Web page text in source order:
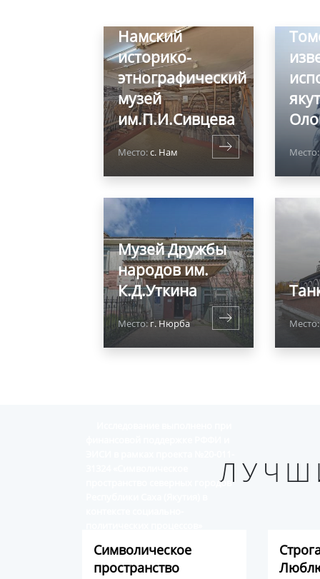
Намский
историко-
этнографический
музей
им.П.И.Сивцева
Место:с. Нам Место:
Музей Дружбы
народов им.
К.Д.Уткина
Место:г. Нюрба Место:
Символическое
пространство
пространство северных городов